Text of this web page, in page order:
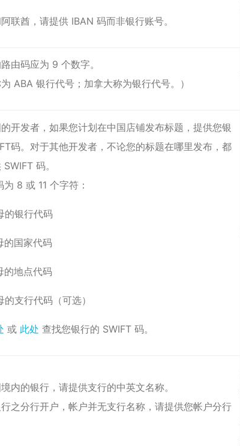
联酋，请提供 IBAN 码而非银行账号。
由码应为 9 个数字。
为 ABA 银行代号；加拿大称为银行代号。）
开发者，如果您计划在中国店铺发布标题，提供您银
码。对于其他开发者，不论您的标题在哪里发布，都
码。
为 8 或 11 个字符：
的银行代码
的国家代码
的地点代码
支行代码（可选）
或 此处 查找您银行的 SWIFT 码。
内的银行，请提供支行的中英文名称。
之分行开户，帐户并无支行名称，请提供您帐户分行